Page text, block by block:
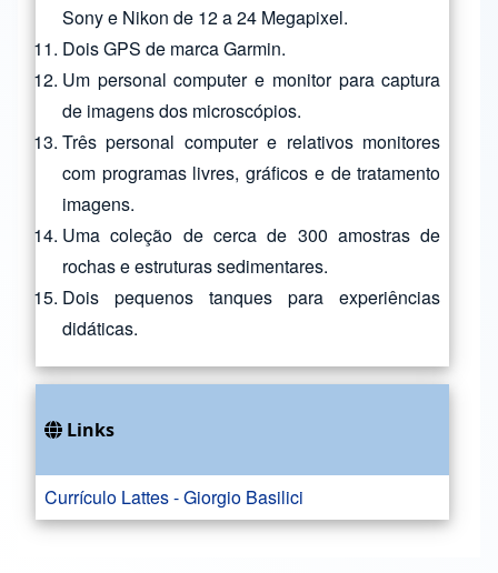
Sony e Nikon de 12 a 24 Megapixel.
Dois GPS de marca Garmin.
Um personal computer e monitor para captura
de imagens dos microscópios.
Três personal computer e relativos monitores
com programas livres, gráficos e de tratamento
imagens.
Uma coleção de cerca de 300 amostras de
rochas e estruturas sedimentares.
Dois pequenos tanques para experiências
didáticas.
Links
Currículo Lattes - Giorgio Basilici